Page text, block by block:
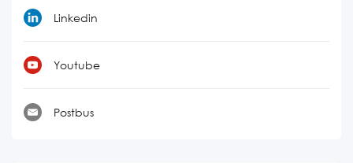
Linkedin
Youtube
Postbus